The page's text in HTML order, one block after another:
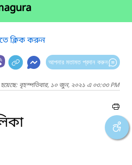
ক্লিক করুন
আপনার মতামত প্রদান করুন
হয়েছে: বৃহস্পতিবার, ১০ জুন, ২০২১ এ ০৩:৩৩ PM